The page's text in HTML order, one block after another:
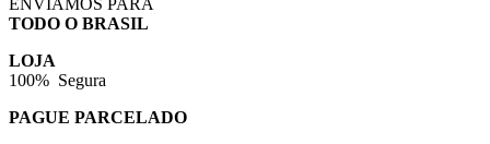
ENVIAMOS PARA
TODO O BRASIL
LOJA
100% Segura
PAGUE PARCELADO